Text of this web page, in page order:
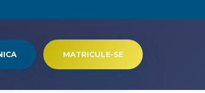
MATRICULE-SE